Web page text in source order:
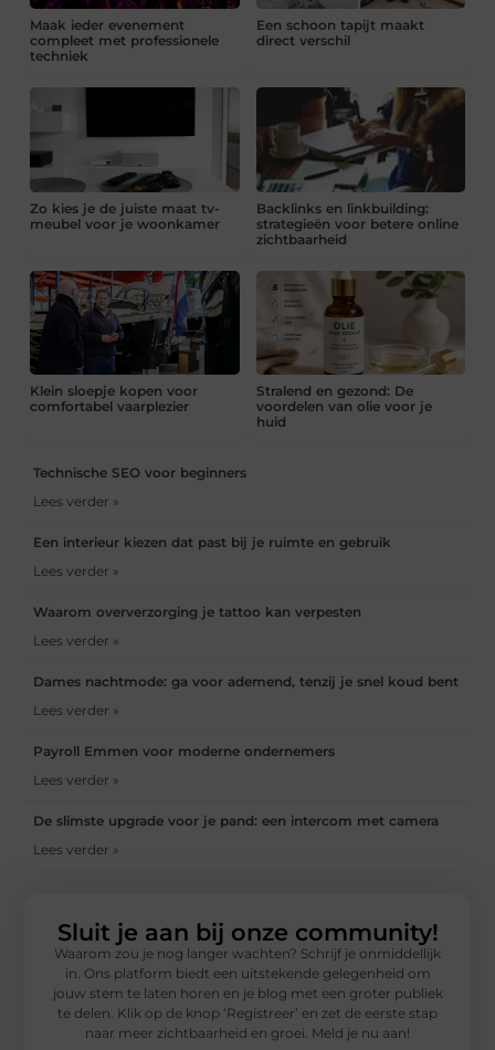
Maak ieder evenement
compleet met professionele
techniek
Een schoon tapijt maakt
direct verschil
Zo kies je de juiste maat tv-
meubel voor je woonkamer
Backlinks en linkbuilding:
strategieën voor betere online
zichtbaarheid
Klein sloepje kopen voor
comfortabel vaarplezier
Stralend en gezond: De
voordelen van olie voor je
huid
Technische SEO voor beginners
Lees verder »
Een interieur kiezen dat past bij je ruimte en gebruik
Lees verder »
Waarom oververzorging je tattoo kan verpesten
Lees verder »
Dames nachtmode: ga voor ademend, tenzij je snel koud bent
Lees verder »
Payroll Emmen voor moderne ondernemers
Lees verder »
De slimste upgrade voor je pand: een intercom met camera
Lees verder »
Sluit je aan bij onze community!
Waarom zou je nog langer wachten? Schrijf je onmiddellijk
in. Ons platform biedt een uitstekende gelegenheid om
jouw stem te laten horen en je blog met een groter publiek
te delen. Klik op de knop ‘Registreer’ en zet de eerste stap
naar meer zichtbaarheid en groei. Meld je nu aan!